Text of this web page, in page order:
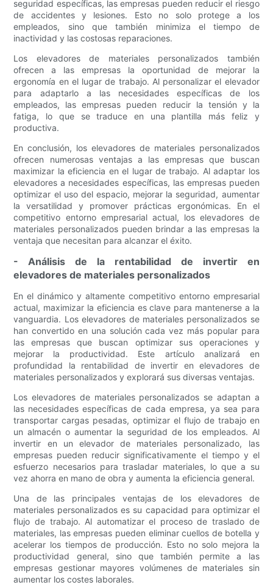
seguridad específicas, las empresas pueden reducir el riesgo
de accidentes y lesiones. Esto no solo protege a los
empleados, sino que también minimiza el tiempo de
inactividad y las costosas reparaciones.
Los elevadores de materiales personalizados también
ofrecen a las empresas la oportunidad de mejorar la
ergonomía en el lugar de trabajo. Al personalizar el elevador
para adaptarlo a las necesidades específicas de los
empleados, las empresas pueden reducir la tensión y la
fatiga, lo que se traduce en una plantilla más feliz y
productiva.
En conclusión, los elevadores de materiales personalizados
ofrecen numerosas ventajas a las empresas que buscan
maximizar la eficiencia en el lugar de trabajo. Al adaptar los
elevadores a necesidades específicas, las empresas pueden
optimizar el uso del espacio, mejorar la seguridad, aumentar
la versatilidad y promover prácticas ergonómicas. En el
competitivo entorno empresarial actual, los elevadores de
materiales personalizados pueden brindar a las empresas la
ventaja que necesitan para alcanzar el éxito.
- Análisis de la rentabilidad de invertir en
elevadores de materiales personalizados
En el dinámico y altamente competitivo entorno empresarial
actual, maximizar la eficiencia es clave para mantenerse a la
vanguardia. Los elevadores de materiales personalizados se
han convertido en una solución cada vez más popular para
las empresas que buscan optimizar sus operaciones y
mejorar la productividad. Este artículo analizará en
profundidad la rentabilidad de invertir en elevadores de
materiales personalizados y explorará sus diversas ventajas.
Los elevadores de materiales personalizados se adaptan a
las necesidades específicas de cada empresa, ya sea para
transportar cargas pesadas, optimizar el flujo de trabajo en
un almacén o aumentar la seguridad de los empleados. Al
invertir en un elevador de materiales personalizado, las
empresas pueden reducir significativamente el tiempo y el
esfuerzo necesarios para trasladar materiales, lo que a su
vez ahorra en mano de obra y aumenta la eficiencia general.
Una de las principales ventajas de los elevadores de
materiales personalizados es su capacidad para optimizar el
flujo de trabajo. Al automatizar el proceso de traslado de
materiales, las empresas pueden eliminar cuellos de botella y
acelerar los tiempos de producción. Esto no solo mejora la
productividad general, sino que también permite a las
empresas gestionar mayores volúmenes de materiales sin
aumentar los costes laborales.